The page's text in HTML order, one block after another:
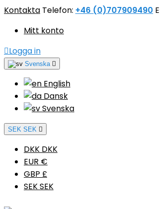
Kontakta Telefon: +46 (0)707909490
Mitt konto
Logga in
Svenska 
English
Dansk
Svenska
SEK SEK 
DKK DKK
EUR €
GBP £
SEK SEK